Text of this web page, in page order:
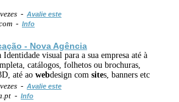
- Avalie este
- Info
- Nova Agência
Identidade visual para a sua empresa até à
catálogos, folhetos ou brochuras,
até ao webdesign com sites, banners etc
- Avalie este
- Info